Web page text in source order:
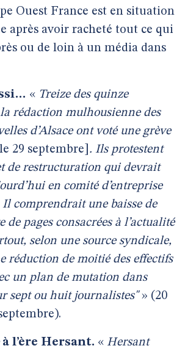
Ouest France est en situation
après avoir racheté tout ce qui
ou de loin à un média dans
« Treize des quinze
rédaction mulhousienne des
d’Alsace ont voté une grève
[le 29 septembre] . Ils protestent
de restructuration qui devrait
en comité d’entreprise
comprendrait une baisse de
de pages consacrées à l’actualité
selon une source syndicale,
réduction de moitié des effectifs
un plan de mutation dans
sept ou huit journalistes"» (20
à l’ère Hersant. « Hersant